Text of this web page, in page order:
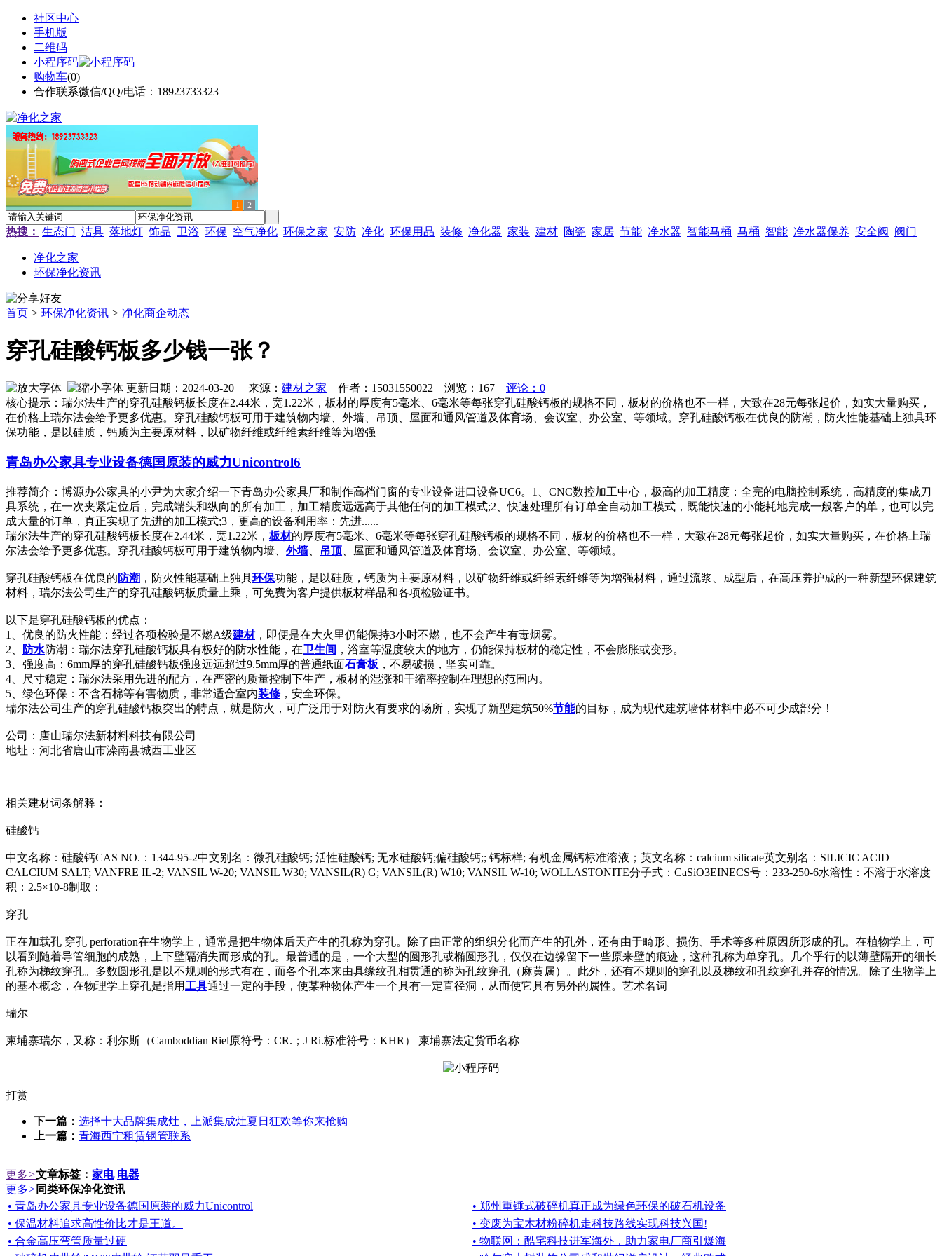
社区中心
手机版
二维码
小程序码
购物车(0)
合作联系微信/QQ/电话：18923733323
1 2
热搜： 生态门 洁具 落地灯 饰品 卫浴 环保 空气净化 环保之家 安防 净化 环保用品 装修 净化器 家装 建材 陶瓷 家居 节能 净水器 智能马桶 马桶 智能 净水器保养 安全阀 阀门
净化之家
环保净化资讯
首页 > 环保净化资讯 > 净化商企动态
穿孔硅酸钙板多少钱一张？
更新日期：2024-03-20 来源： 建材之家 作者：15031550022 浏览： 167
评论：0
核心提示：瑞尔法生产的穿孔硅酸钙板长度在2.44米，宽1.22米，板材的厚度有5毫米、6毫米等每张穿孔硅酸钙板的规格不同，板材的价格也不一样，大致在28元每张起价，如实大量购买，
在价格上瑞尔法会给予更多优惠。穿孔硅酸钙板可用于建筑物内墙、外墙、吊顶、屋面和通风管道及体育场、会议室、办公室、等领域。穿孔硅酸钙板在优良的防潮，防火性能基础上独具环
保功能，是以硅质，钙质为主要原材料，以矿物纤维或纤维素纤维等为增强
青岛办公家具专业设备德国原装的威力Unicontrol6
推荐简介：博源办公家具的小尹为大家介绍一下青岛办公家具厂和制作高档门窗的专业设备进口设备UC6。1、CNC数控加工中心，极高的加工精度：全完的电脑控制系统，高精度的集成刀
具系统，在一次夹紧定位后，完成端头和纵向的所有加工，加工精度远远高于其他任何的加工模式;2、快速处理所有订单全自动加工模式，既能快速的小能耗地完成一般客户的单，也可以完
成大量的订单，真正实现了先进的加工模式;3，更高的设备利用率：先进......
瑞尔法生产的穿孔硅酸钙板长度在2.44米，宽1.22米， 板材的厚度有5毫米、6毫米等每张穿孔硅酸钙板的规格不同，板材的价格也不一样，大致在28元每张起价，如实大量购买，在价格上瑞
尔法会给予更多优惠。穿孔硅酸钙板可用于建筑物内墙、 外墙、 吊顶 、屋面和通风管道及体育场、会议室、办公室、等领域。
穿孔硅酸钙板在优良的 防潮 ，防火性能基础上独具环保功能，是以硅质，钙质为主要原材料，以矿物纤维或纤维素纤维等为增强材料，通过流浆、成型后，在高压养护成的一种新型环保建筑
材料，瑞尔法公司生产的穿孔硅酸钙板质量上乘，可免费为客户提供板材样品和各项检验证书。
以下是穿孔硅酸钙板的优点：
1、优良的防火性能：经过各项检验是不燃A级建材，即便是在大火里仍能保持3小时不燃，也不会产生有毒烟雾。
2、
防水防潮：瑞尔法穿孔硅酸钙板具有极好的防水性能，在卫生间 ，浴室等湿度较大的地方，仍能保持板材的稳定性，不会膨胀或变形。
3、强度高：6mm厚的穿孔硅酸钙板强度远远超过9.5mm厚的普通纸面石膏板 ，不易破损，坚实可靠。
4、尺寸稳定：瑞尔法采用先进的配方，在严密的质量控制下生产，板材的湿涨和干缩率控制在理想的范围内。
5、绿色环保：不含石棉等有害物质，非常适合室内装修 ，安全环保。
瑞尔法公司生产的穿孔硅酸钙板突出的特点，就是防火，可广泛用于对防火有要求的场所，实现了新型建筑50%节能的目标，成为现代建筑墙体材料中必不可少成部分！
公司：唐山瑞尔法新材料科技有限公司
地址：河北省唐山市滦南县城西工业区
相关建材词条解释：
硅酸钙
中文名称：硅酸钙CAS NO.：1344-95-2中文别名：微孔硅酸钙; 活性硅酸钙; 无水硅酸钙;偏硅酸钙;; 钙标样; 有机金属钙标准溶液；英文名称：calcium silicate英文别名：SILICIC ACID
CALCIUM SALT; VANFRE IL-2; VANSIL W-20; VANSIL W30; VANSIL(R) G; VANSIL(R) W10; VANSIL W-10; WOLLASTONITE分子式：CaSiO3EINECS号：233-250-6水溶性：不溶于水溶度
积：2.5×10-8制取：
穿孔
正在加载孔 穿孔 perforation在生物学上，通常是把生物体后天产生的孔称为穿孔。除了由正常的组织分化而产生的孔外，还有由于畸形、损伤、手术等多种原因所形成的孔。在植物学上，可
以看到随着导管细胞的成熟，上下壁隔消失而形成的孔。最普通的是，一个大型的圆形孔或椭圆形孔，仅仅在边缘留下一些原来壁的痕迹，这种孔称为单穿孔。几个乎行的以薄壁隔开的细长
孔称为梯纹穿孔。多数圆形孔是以不规则的形式有在，而各个孔本来由具缘纹孔相贯通的称为孔纹穿孔（麻黄属）。此外，还有不规则的穿孔以及梯纹和孔纹穿孔并存的情况。除了生物学上
的基本概念，在物理学上穿孔是指用工具通过一定的手段，使某种物体产生一个具有一定直径洞，从而使它具有另外的属性。艺术名词
瑞尔
柬埔寨瑞尔，又称：利尔斯（Camboddian Riel原符号：CR.；J Ri.标准符号：KHR） 柬埔寨法定货币名称
打赏
下一篇： 选择十大品牌集成灶，上派集成灶夏日狂欢等你来抢购
上一篇： 青海西宁租赁钢管联系
更多>文章标签： 家电 电器
更多> 同类环保净化资讯
• 青岛办公家具专业设备德国原装的威力Unicontrol
• 郑州重锤式破碎机真正成为绿色环保的破石机设备
• 保温材料追求高性价比才是王道。
• 变废为宝木材粉碎机走科技路线实现科技兴国!
• 合金高压弯管质量过硬
• 物联网：酷宅科技进军海外，助力家电厂商引爆海